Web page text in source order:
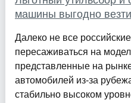
машины выгодно
Далеко не все
пересаживаться на
представленные на
автомобилей из-за
стабильно высоком